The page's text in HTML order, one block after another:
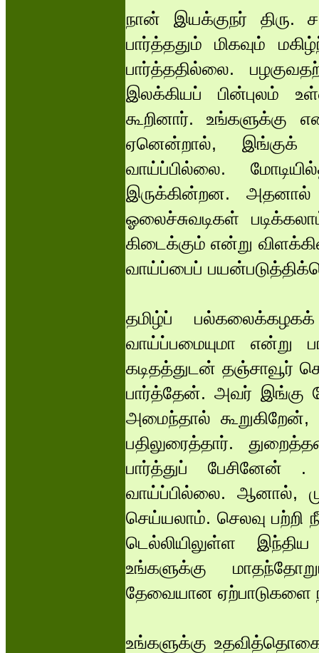
நான் இயக்குநர் திரு.
பார்த்ததும் மிகவும்
பார்த்ததில்லை.
இலக்கியப் பின்புலம்
கூறினார். உங்களுக்கு
ஏனென்றால், இங்குக்
வாய்ப்பில்லை.
இருக்கின்றன. அதனால்
ஓலைச்சுவடிகள்
கிடைக்கும் என்று
வாய்ப்பைப்
தமிழ்ப்
வாய்ப்பமையுமா என்று
கடிதத்துடன் தஞ்சாவூர்
பார்த்தேன். அவர் இங்கு
அமைந்தால் கூறுகிறேன்,
பதிலுரைத்தார்.
பார்த்துப் பேசினேன் .
வாய்ப்பில்லை. ஆனால்,
செய்யலாம். செலவு
டெல்லியிலுள்ள
உங்களுக்கு
தேவையான ஏற்பாடுகளை
உங்களுக்கு